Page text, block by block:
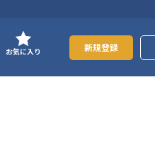
お気に入り 新規登録